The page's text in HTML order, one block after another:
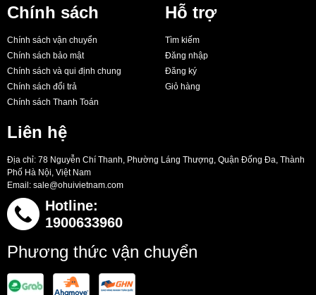
Chính sách
Chính sách vận chuyển
Chính sách bảo mật
Chính sách và qui định chung
Chính sách đổi trả
Chính sách Thanh Toán
Hỗ trợ
Tìm kiếm
Đăng nhập
Đăng ký
Giỏ hàng
Liên hệ
Địa chỉ: 78 Nguyễn Chí Thanh, Phường Láng Thượng, Quận Đống Đa, Thành
Phố Hà Nội, Việt Nam
Email: sale@ohuivietnam.com
Hotline:
1900633960
Phương thức vận chuyển